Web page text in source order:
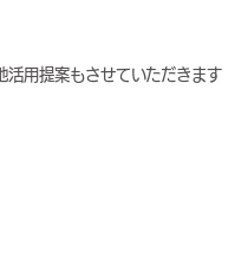
活用提案もさせていただきます